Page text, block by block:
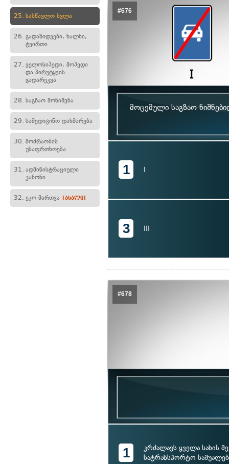
25. სასწავლო სვლა
26. გადაზიდვები, ხალხი,
ტვირთი
27. ველოსიპედი, მოპედი
და პირუტყვის
გადარეკვა
28. საგზაო მონიშვნა
29. სამედიცინო დახმარება
30. მოძრაობის
უსაფრთხოება
31. ადმინისტრაციული
კანონი
32. ეკო-მართვა [ახალი]
#676
მოცემული საგზაო
1 I
3 III
#678
1
კრძალავს ყველა სახის
სატრანსპორტო